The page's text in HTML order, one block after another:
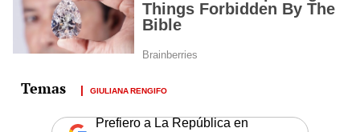
GIULIANA RENGIFO
Prefiero a La República en